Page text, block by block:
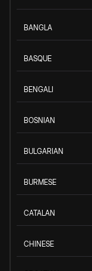
BANGLA
BASQUE
BENGALI
BOSNIAN
BULGARIAN
BURMESE
CATALAN
CHINESE